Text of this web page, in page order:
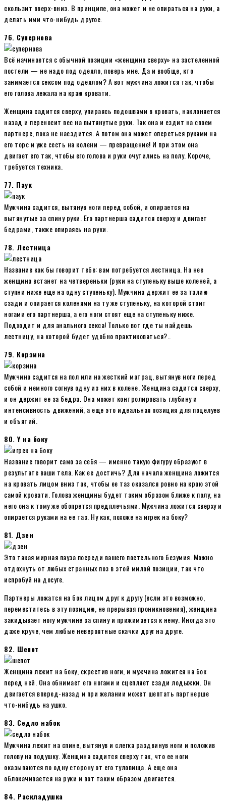
скользит вверх-вниз. В принципе, она может и не опираться на руки, а
делать ими что-нибудь другое.
76. Супернова
Всё начинается с обычной позиции «женщина сверху» на застеленной
постели — не надо под одеяло, поверь мне. Да и вообще, кто
занимается сексом под одеялом? А вот мужчина ложится так, чтобы
его голова лежала на краю кровати.
Женщина садится сверху, упираясь подошвами в кровать, наклоняется
назад и переносит вес на вытянутые руки. Так она и ездит на своем
партнере, пока не наездится. А потом она может опереться руками на
его торс и уже сесть на колени — превращение! И при этом она
двигает его так, чтобы его голова и руки очутились на полу. Короче,
требуется техника.
77. Паук
Мужчина садится, вытянув ноги перед собой, и опирается на
вытянутые за спину руки. Его партнерша садится сверху и двигает
бедрами, также опираясь на руки.
78. Лестница
Название как бы говорит тебе: вам потребуется лестница. На нее
женщина встанет на четвереньки (руки на ступеньку выше коленей, а
ступни ниже еще на одну ступеньку). Мужчина держит ее за талию
сзади и опирается коленями на ту же ступеньку, на которой стоит
ногами его партнерша, а его ноги стоят еще на ступеньку ниже.
Подходит и для анального секса! Только вот где ты найдешь
лестницу, на которой будет удобно практиковаться?..
79. Корзина
Мужчина садится на пол или на жесткий матрац, вытянув ноги перед
собой и немного согнув одну из них в колене. Женщина садится сверху,
и он держит ее за бедра. Она может контролировать глубину и
интенсивность движений, а еще это идеальная позиция для поцелуев
и объятий.
80. Y на боку
Название говорит само за себя — именно такую фигуру образуют в
результате ваши тела. Как ее достичь? Для начала женщина ложится
на кровать лицом вниз так, чтобы ее таз оказался ровно на краю этой
самой кровати. Голова женщины будет таким образом ближе к полу, на
него она к тому же обопрется предплечьями. Мужчина ложится сверху и
опирается руками на ее таз. Ну как, похоже на игрек на боку?
81. Дзен
Это такая мирная пауза посреди вашего постельного безумия. Можно
отдохнуть от любых странных поз в этой милой позиции, так что
испробуй на досуге.
Партнеры ложатся на бок лицом друг к другу (если это возможно,
переместитесь в эту позицию, не прерывая проникновения), женщина
закидывает ногу мужчине за спину и прижимается к нему. Иногда это
даже круче, чем любые невероятные скачки друг на друге.
82. Шепот
Женщина лежит на боку, скрестив ноги, и мужчина ложится на бок
перед ней. Она обнимает его ногами и сцепляет сзади лодыжки. Он
двигается вперед-назад и при желании может шептать партнерше
что-нибудь на ушко.
83. Седло набок
Мужчина лежит на спине, вытянув и слегка раздвинув ноги и положив
голову на подушку. Женщина садится сверху так, что ее ноги
оказываются по одну сторону от его туловища. А еще она
облокачивается на руки и вот таким образом двигается.
84. Раскладушка